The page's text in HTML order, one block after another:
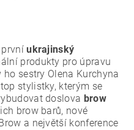
prvníukrajinský
produkty pro úpravu
sestry Olena Kurchyna
stylistky, kterým se
doslova brow
brow barů, nové
a největší konference